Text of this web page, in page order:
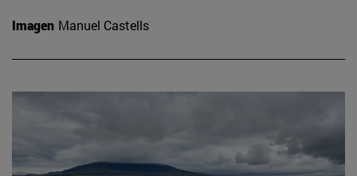
Imagen Manuel Castells